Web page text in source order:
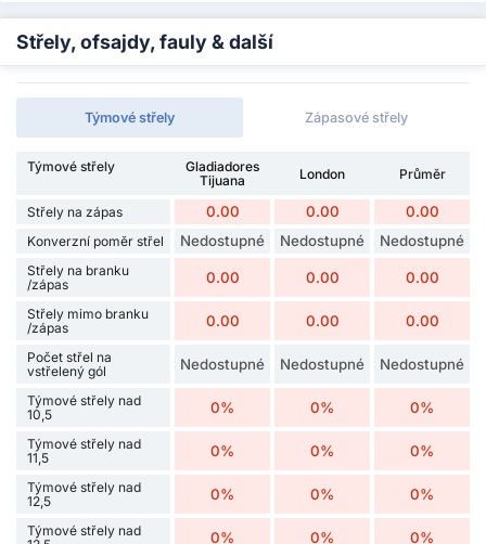
Střely, ofsajdy, fauly & další
Týmové střely Zápasové střely
Týmové střely
Gladiadores
Tijuana
London Průměr
Střely na zápas 0.00 0.00 0.00
Konverzní poměr střel Nedostupné Nedostupné Nedostupné
Střely na branku
/zápas
0.00 0.00 0.00
Střely mimo branku
/zápas
0.00 0.00 0.00
Počet střel na
vstřelený gól
Nedostupné Nedostupné Nedostupné
Týmové střely nad
10,5
0% 0% 0%
Týmové střely nad
11,5
0% 0% 0%
Týmové střely nad
12,5
0% 0% 0%
Týmové střely nad
0% 0% 0%